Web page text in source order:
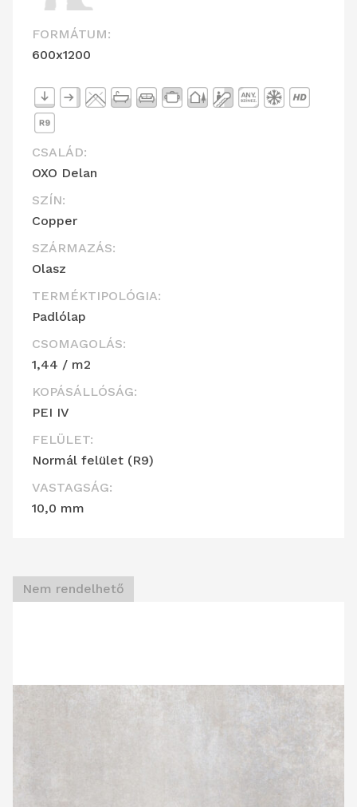
FORMÁTUM:
600x1200
CSALÁD:
OXO Delan
SZÍN:
Copper
SZÁRMAZÁS:
Olasz
TERMÉKTIPOLÓGIA:
Padlólap
CSOMAGOLÁS:
1,44 / m2
KOPÁSÁLLÓSÁG:
PEI IV
FELÜLET:
Normál felület (R9)
VASTAGSÁG:
10,0 mm
Nem rendelhető